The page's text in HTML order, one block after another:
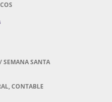
SEMANA SANTA
CONTABLE